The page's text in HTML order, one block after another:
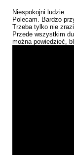
Niespokojni ludzie.
Polecam. Bardzo
Trzeba tylko nie
Przede wszystkim
można powiedzieć,